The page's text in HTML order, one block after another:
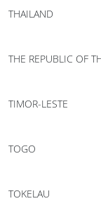
THE REPUBLIC OF
TIMOR-